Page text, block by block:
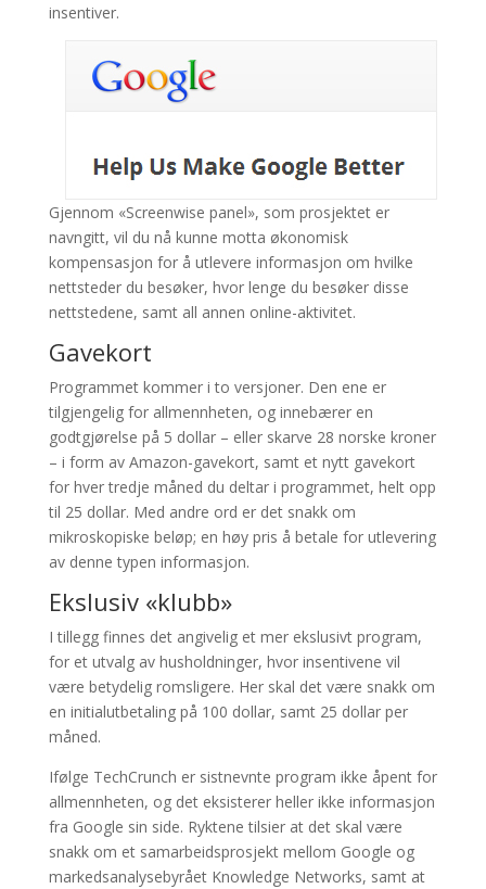
insentiver.
Gjennom «Screenwise panel», som prosjektet er
navngitt, vil du nå kunne motta økonomisk
kompensasjon for å utlevere informasjon om hvilke
nettsteder du besøker, hvor lenge du besøker disse
nettstedene, samt all annen online-aktivitet.
Gavekort
Programmet kommer i to versjoner. Den ene er
tilgjengelig for allmennheten, og innebærer en
godtgjørelse på 5 dollar – eller skarve 28 norske kroner
– i form av Amazon-gavekort, samt et nytt gavekort
for hver tredje måned du deltar i programmet, helt opp
til 25 dollar. Med andre ord er det snakk om
mikroskopiske beløp; en høy pris å betale for utlevering
av denne typen informasjon.
Ekslusiv «klubb»
I tillegg finnes det angivelig et mer ekslusivt program,
for et utvalg av husholdninger, hvor insentivene vil
være betydelig romsligere. Her skal det være snakk om
en initialutbetaling på 100 dollar, samt 25 dollar per
måned.
Ifølge TechCrunch er sistnevnte program ikke åpent for
allmennheten, og det eksisterer heller ikke informasjon
fra Google sin side. Ryktene tilsier at det skal være
snakk om et samarbeidsprosjekt mellom Google og
markedsanalysebyrået Knowledge Networks, samt at